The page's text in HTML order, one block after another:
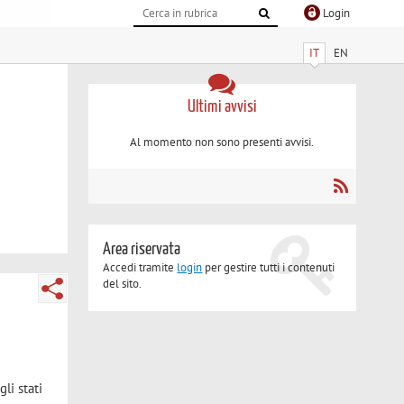
Login
IT EN
stati
Ultimi avvisi
Al momento non sono presenti avvisi.
Area riservata
Accedi tramite login per gestire tutti i contenuti
del sito.